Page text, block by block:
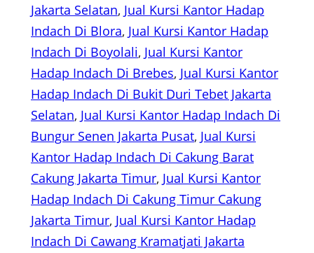
Jakarta Selatan, Jual Kursi Kantor Hadap
Indach Di Blora, Jual Kursi Kantor Hadap
Indach Di Boyolali, Jual Kursi Kantor
Hadap Indach Di Brebes, Jual Kursi Kantor
Hadap Indach Di Bukit Duri Tebet Jakarta
Selatan, Jual Kursi Kantor Hadap Indach Di
Bungur Senen Jakarta Pusat, Jual Kursi
Kantor Hadap Indach Di Cakung Barat
Cakung Jakarta Timur, Jual Kursi Kantor
Hadap Indach Di Cakung Timur Cakung
Jakarta Timur, Jual Kursi Kantor Hadap
Indach Di Cawang Kramatjati Jakarta